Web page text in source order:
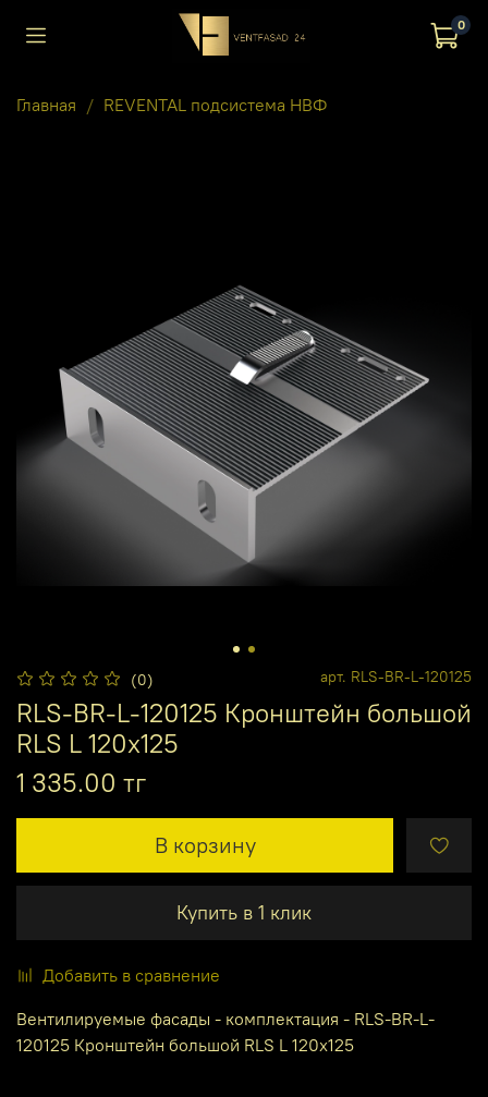
0
Главная REVENTAL подсистема НВФ
(0) арт. RLS-BR-L-120125
RLS-BR-L-120125 Кронштейн большой
RLS L 120x125
1 335.00 тг
В корзину
Купить в 1 клик
Добавить в сравнение
Вентилируемые фасады - комплектация - RLS-BR-L-
120125 Кронштейн большой RLS L 120x125